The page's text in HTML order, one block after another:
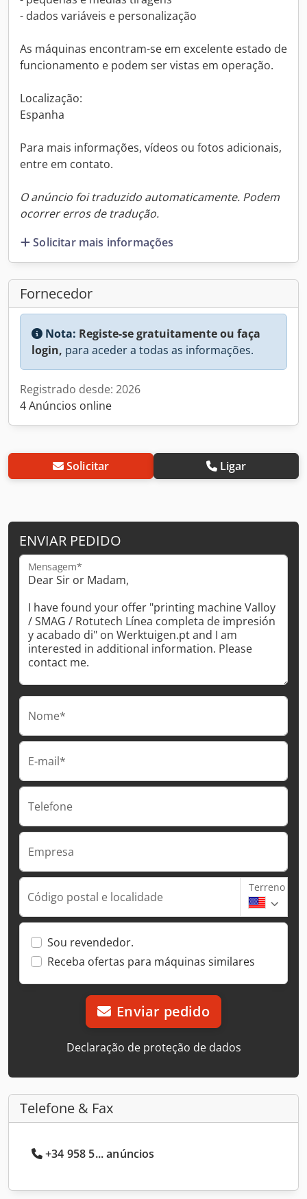
- dados variáveis e personalização
As máquinas encontram-se em excelente estado de
funcionamento e podem ser vistas em operação.
Localização:
Espanha
Para mais informações, vídeos ou fotos adicionais,
entre em contato.
O anúncio foi traduzido automaticamente. Podem
ocorrer erros de tradução.
Solicitar mais informações
Fornecedor
Nota: Registe-se gratuitamente ou faça
login, para aceder a todas as informações.
Registrado desde: 2026
4 Anúncios online
Solicitar Ligar
ENVIAR PEDIDO
Mensagem*
Nome*
E-mail*
Telefone
Empresa
Código postal e localidade
Terreno
Sou revendedor.
Receba ofertas para máquinas similares
Enviar pedido
Declaração de proteção de dados
Telefone & Fax
+34 958 5... anúncios